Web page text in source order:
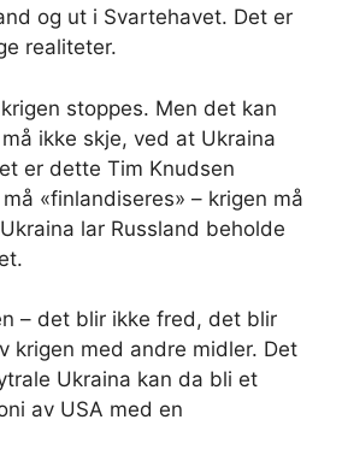
og ut i Svartehavet. Det er
realiteter.
stoppes. Men det kan
ikke skje, ved at Ukraina
er dette Tim Knudsen
«finlandiseres» – krigen må
lar Russland beholde
– det blir ikke fred, det blir
krigen med andre midler. Det
Ukraina kan da bli et
av USA med en